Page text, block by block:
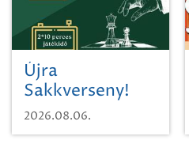
Újra
Sakkverseny!
2026.08.06.